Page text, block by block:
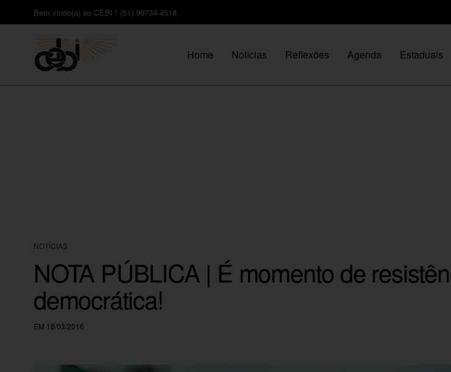
Bem vindo(a) ao CEBI ! (51) 99734-4518
Home Notícias Reflexões Agenda Estaduais
NOTÍCIAS
NOTA PÚBLICA | É momento de
democrática!
EM 18/03/2016